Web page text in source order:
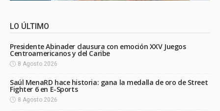
LO ÚLTIMO
Presidente Abinader clausura con emoción XXV Juegos
Centroamericanos y del Caribe
8 Agosto 2026
Saúl MenaRD hace historia: gana la medalla de oro de Street
Fighter 6 en E-Sports
8 Agosto 2026